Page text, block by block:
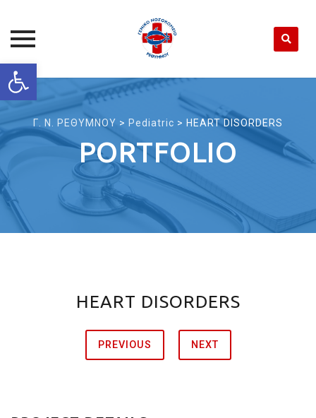
Open toolbar
Skip
to
Γ. Ν. ΡΕΘΥΜΝΟΥ > Pediatric > HEART DISORDERS
PORTFOLIO
HEART DISORDERS
PREVIOUS NEXT